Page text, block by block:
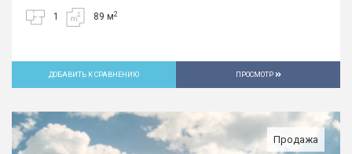
1 89 м2
ДОБАВИТЬ К СРАВНЕНИЮ ПРОСМОТР
Продажа